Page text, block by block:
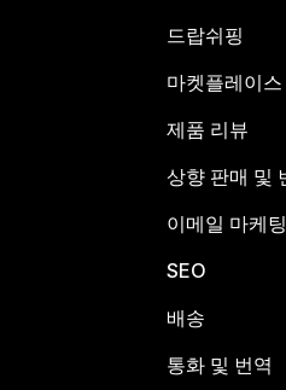
드랍쉬핑
마켓플레이스
제품 리뷰
상향 판매 및
이메일 마케팅
SEO
배송
통화 및 번역